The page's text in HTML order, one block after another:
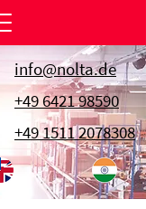
info@nolta.de
+49 6421 98590
+49 1511 2078308